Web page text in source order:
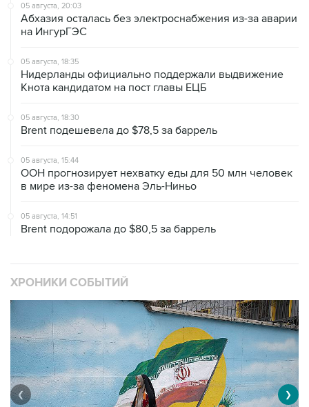
05 августа, 20:03
Абхазия осталась без электроснабжения из-за аварии
на ИнгурГЭС
05 августа, 18:35
Нидерланды официально поддержали выдвижение
Кнота кандидатом на пост главы ЕЦБ
05 августа, 18:30
Brent подешевела до $78,5 за баррель
05 августа, 15:44
ООН прогнозирует нехватку еды для 50 млн человек
в мире из-за феномена Эль-Ниньо
05 августа, 14:51
Brent подорожала до $80,5 за баррель
ХРОНИКИ СОБЫТИЙ
❮ ❯